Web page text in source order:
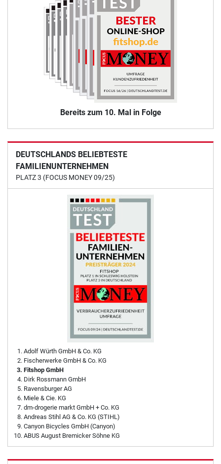
Bereits zum 10. Mal in Folge
DEUTSCHLANDS BELIEBTESTE
FAMILIENUNTERNEHMEN
PLATZ 3 (FOCUS MONEY 09/25)
Adolf Würth GmbH & Co. KG
Fischerwerke GmbH & Co. KG
Fitshop GmbH
Dirk Rossmann GmbH
Ravensburger AG
Miele & Cie. KG
dm-drogerie markt GmbH + Co. KG
Andreas Stihl AG & Co. KG (STIHL)
Canyon Bicycles GmbH (Canyon)
ABUS August Bremicker Söhne KG